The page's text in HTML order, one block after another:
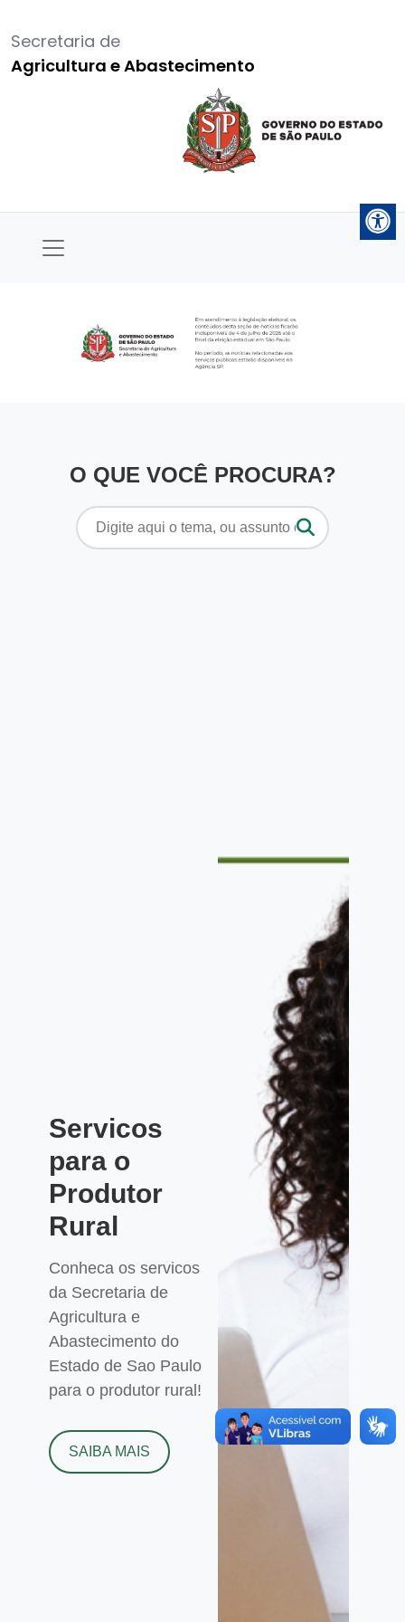
Secretaria de
Agricultura e Abastecimento
O QUE VOCÊ PROCURA?
Pesquisar
por:
Servicos
para o
Produtor
Rural
Conheca os servicos
da Secretaria de
Agricultura e
Abastecimento do
Estado de Sao Paulo
para o produtor rural!
SAIBA MAIS